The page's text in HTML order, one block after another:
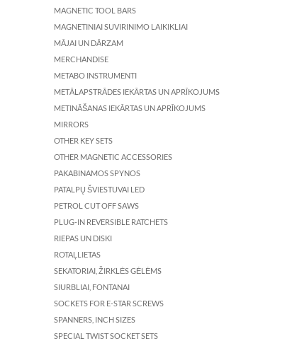
MAGNETIC TOOL BARS
MAGNETINIAI SUVIRINIMO LAIKIKLIAI
MĀJAI UN DĀRZAM
MERCHANDISE
METABO INSTRUMENTI
METĀLAPSTRĀDES IEKĀRTAS UN APRĪKOJUMS
METINĀŠANAS IEKĀRTAS UN APRĪKOJUMS
MIRRORS
OTHER KEY SETS
OTHER MAGNETIC ACCESSORIES
PAKABINAMOS SPYNOS
PATALPŲ ŠVIESTUVAI LED
PETROL CUT OFF SAWS
PLUG-IN REVERSIBLE RATCHETS
RIEPAS UN DISKI
ROTAĻLIETAS
SEKATORIAI, ŽIRKLĖS GĖLĖMS
SIURBLIAI, FONTANAI
SOCKETS FOR E-STAR SCREWS
SPANNERS, INCH SIZES
SPECIAL TWIST SOCKET SETS